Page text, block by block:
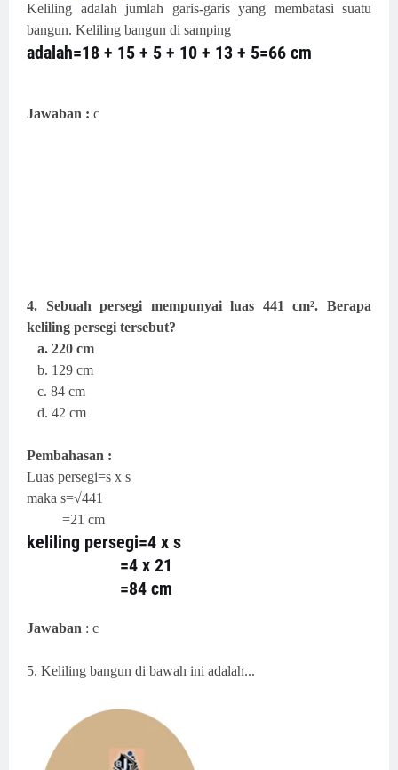
Keliling adalah jumlah garis-garis yang membatasi suatu
bangun. Keliling bangun di samping
adalah=18 + 15 + 5 + 10 + 13 + 5=66 cm
Jawaban : c
4. Sebuah persegi mempunyai luas 441 cm². Berapa
keliling persegi tersebut?
a. 220 cm
b. 129 cm
c. 84 cm
d. 42 cm
Pembahasan :
Luas persegi=s x s
maka s=√441
=21 cm
keliling persegi=4 x s
=4 x 21
=84 cm
Jawaban : c
5. Keliling bangun di bawah ini adalah...